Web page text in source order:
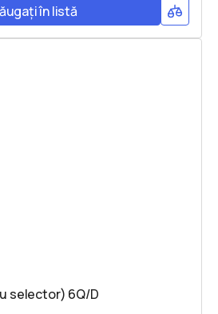
în listă
selector) 6Q/D